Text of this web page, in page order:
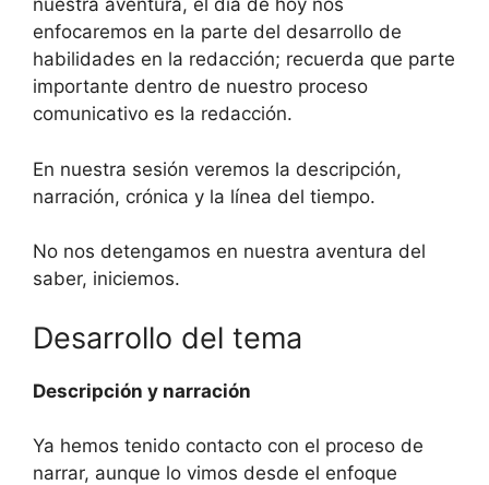
nuestra aventura, el día de hoy nos
enfocaremos en la parte del desarrollo de
habilidades en la redacción; recuerda que parte
importante dentro de nuestro proceso
comunicativo es la redacción.
En nuestra sesión veremos la descripción,
narración, crónica y la línea del tiempo.
No nos detengamos en nuestra aventura del
saber, iniciemos.
Desarrollo del tema
Descripción y narración
Ya hemos tenido contacto con el proceso de
narrar, aunque lo vimos desde el enfoque